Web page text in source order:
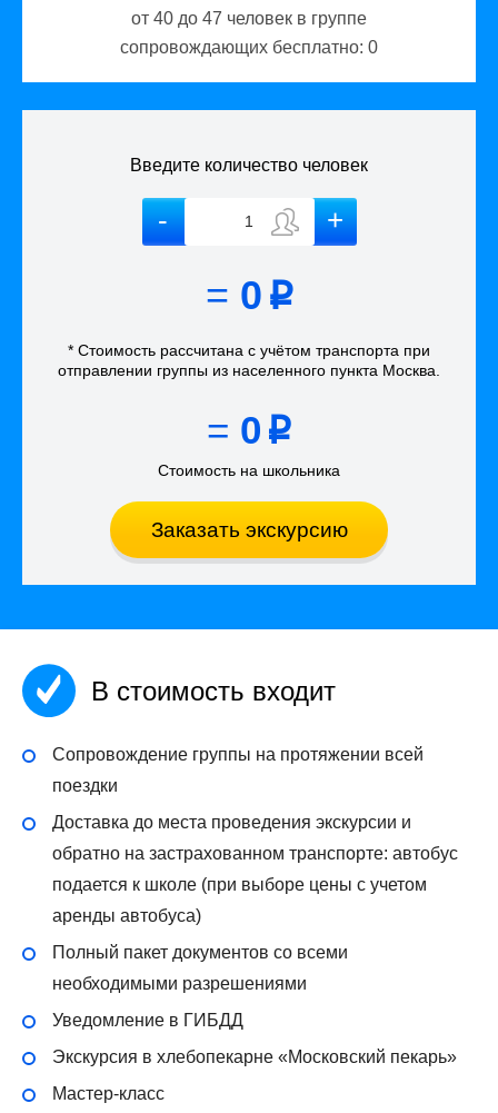
от 40 до 47 человек в группе
сопровождающих бесплатно: 0
Введите количество человек
= 0 p
* Стоимость рассчитана с учётом транспорта при
отправлении группы из населенного пункта Москва
= 0 p
Стоимость на школьника
Заказать экскурсию
В стоимость входит
Сопровождение группы на протяжении всей
поездки
Доставка до места проведения экскурсии и
обратно на застрахованном транспорте: автобус
подается к школе (при выборе цены с учетом
аренды автобуса)
Полный пакет документов со всеми
необходимыми разрешениями
Уведомление в ГИБДД
Экскурсия в хлебопекарне «Московский пекарь»
Мастер-класс